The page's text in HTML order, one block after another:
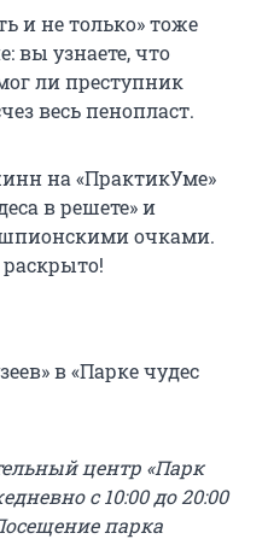
и не только» тоже
вы узнаете, что
ли преступник
весь пенопласт.
на «ПрактикУме»
в решете» и
шпионскими очками.
в «Парке чудес
центр «Парк
с 10:00 до 20:00
парка